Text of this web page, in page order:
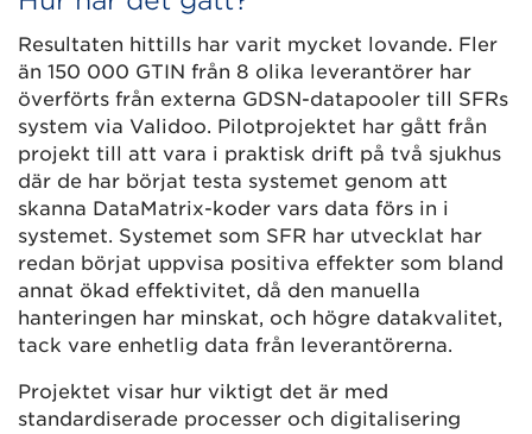
Resultaten hittills har varit mycket lovande. Fler
än 150 000 GTIN från 8 olika leverantörer har
överförts från externa GDSN-datapooler till SFRs
system via Validoo. Pilotprojektet har gått från
projekt till att vara i praktisk drift på två sjukhus
där de har börjat testa systemet genom att
skanna DataMatrix-koder vars data förs in i
systemet. Systemet som SFR har utvecklat har
redan börjat uppvisa positiva effekter som bland
annat ökad effektivitet, då den manuella
hanteringen har minskat, och högre datakvalitet,
tack vare enhetlig data från leverantörerna.
Projektet visar hur viktigt det är med
standardiserade processer och digitalisering